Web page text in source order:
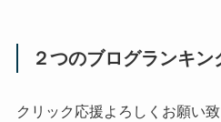
２つのブログランキン
クリック応援よろしくお願い